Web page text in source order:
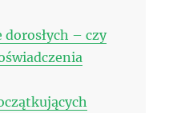
dorosłych – czy